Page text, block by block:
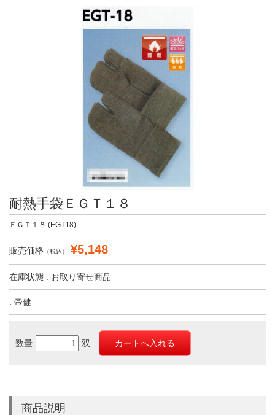
耐熱手袋ＥＧＴ１８
ＥＧＴ１８ (EGT18)
販売価格 （税込） ¥5,148
在庫状態 : お取り寄せ商品
: 帝健
数量 双
商品説明